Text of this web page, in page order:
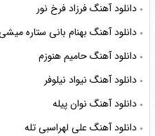
دانلود آهنگ فرزاد فرخ نور
دانلود آهنگ بهنام بانی ستاره
دانلود آهنگ حامیم هنوزم
دانلود آهنگ نیواد نیلوفر
دانلود آهنگ نوان پیله
دانلود آهنگ علی لهراسبی تله